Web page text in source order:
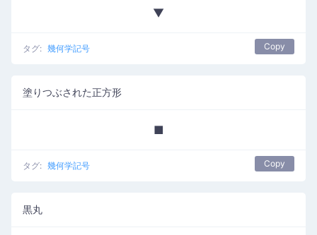
▼
タグ: 幾何学記号 Copy
塗りつぶされた正方形
■
タグ: 幾何学記号 Copy
黒丸